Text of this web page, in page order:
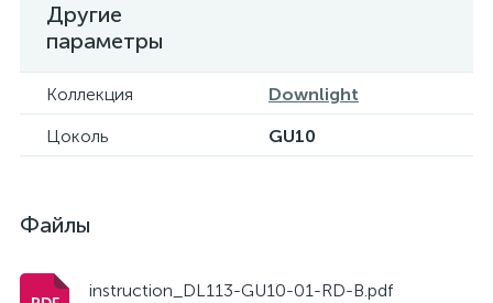
Другие
параметры
Коллекция
Downlight
Цоколь
GU10
Файлы
instruction_DL113-GU10-01-RD-B.pdf